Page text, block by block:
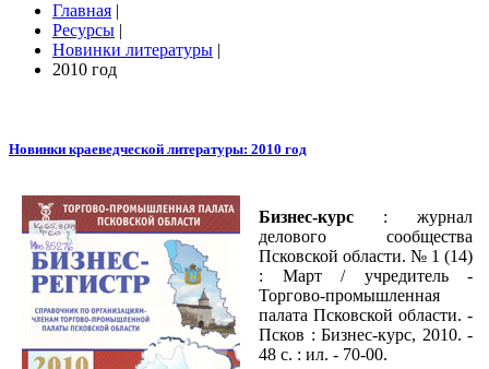
Главная |
Ресурсы |
Новинки литературы |
2010 год
Новинки краеведческой литературы: 2010 год
Бизнес-курс : журнал
делового сообщества
Псковской области. № 1 (14)
: Март / учредитель -
Торгово-промышленная
палата Псковской области. -
Псков : Бизнес-курс, 2010. -
48 с. : ил. - 70-00.